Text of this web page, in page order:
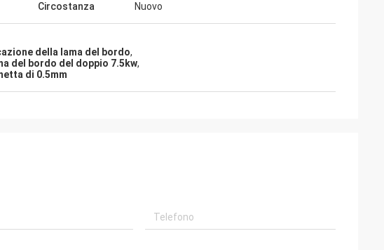
Circostanza Nuovo
della lama del bordo,
del bordo del doppio 7.5kw,
di 0.5mm